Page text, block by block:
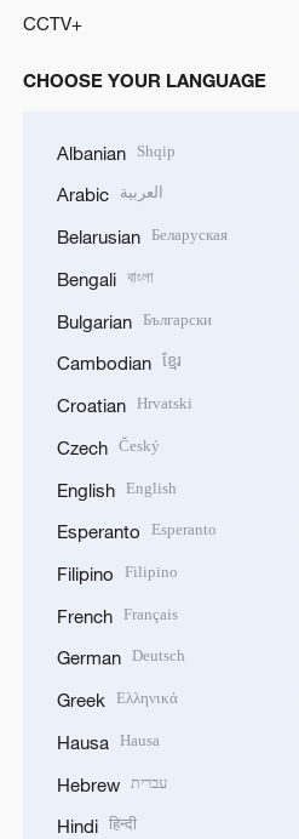
CCTV+
CHOOSE YOUR LANGUAGE
Albanian Shqip
Arabic العربية
Belarusian Беларуская
Bengali বাংলা
Bulgarian Български
Cambodian ខ្មែរ
Croatian Hrvatski
Czech Český
English English
Esperanto Esperanto
Filipino Filipino
French Français
German Deutsch
Greek Ελληνικά
Hausa Hausa
Hebrew עברית
Hindi हिन्दी